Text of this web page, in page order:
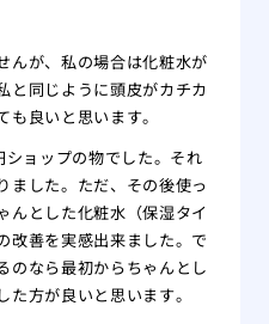
んが、私の場合は化粧水が
と同じように頭皮がカチカ
良いと思います。
ョップの物でした。それ
ました。ただ、その後使っ
んとした化粧水（保湿タイ
改善を実感出来ました。で
のなら最初からちゃんとし
方が良いと思います。